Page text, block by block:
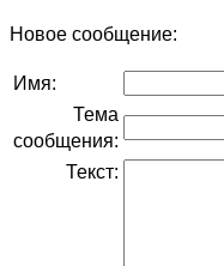
Новое сообщение:
Имя:
Тема
сообщения:
Текст: